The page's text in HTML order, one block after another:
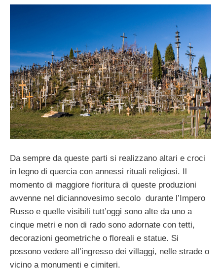
Da sempre da queste parti si realizzano altari e croci
in legno di quercia con annessi rituali religiosi. Il
momento di maggiore fioritura di queste produzioni
avvenne nel diciannovesimo secolo durante l’Impero
Russo e quelle visibili tutt’oggi sono alte da uno a
cinque metri e non di rado sono adornate con tetti,
decorazioni geometriche o floreali e statue. Si
possono vedere all’ingresso dei villaggi, nelle strade o
vicino a monumenti e cimiteri.